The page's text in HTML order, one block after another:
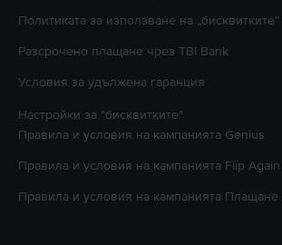
Политиката за използване на „бисквитките”
Разсрочено плащане чрез TBI Bank
Условия за удължена гаранция
Настройки за "бисквитките"
Правила и условия на кампанията Genius
Правила и условия на кампанията Flip Again
Правила и условия на кампанията Плащане